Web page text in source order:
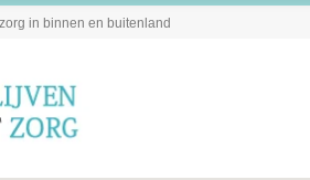
in binnen en buitenland